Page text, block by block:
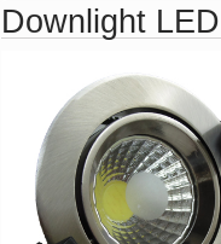
Downlight